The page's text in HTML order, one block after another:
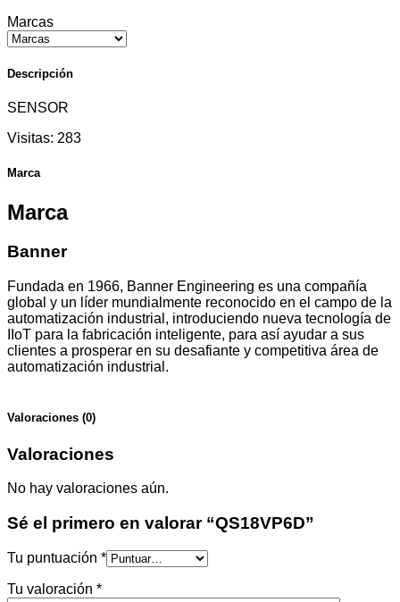
Marcas
Descripción
SENSOR
Visitas: 283
Marca
Marca
Banner
Fundada en 1966, Banner Engineering es una compañía
global y un líder mundialmente reconocido en el campo de la
automatización industrial, introduciendo nueva tecnología de
IIoT para la fabricación inteligente, para así ayudar a sus
clientes a prosperar en su desafiante y competitiva área de
automatización industrial.
Valoraciones (0)
Valoraciones
No hay valoraciones aún.
Sé el primero en valorar “QS18VP6D”
Tu puntuación *
Tu valoración *